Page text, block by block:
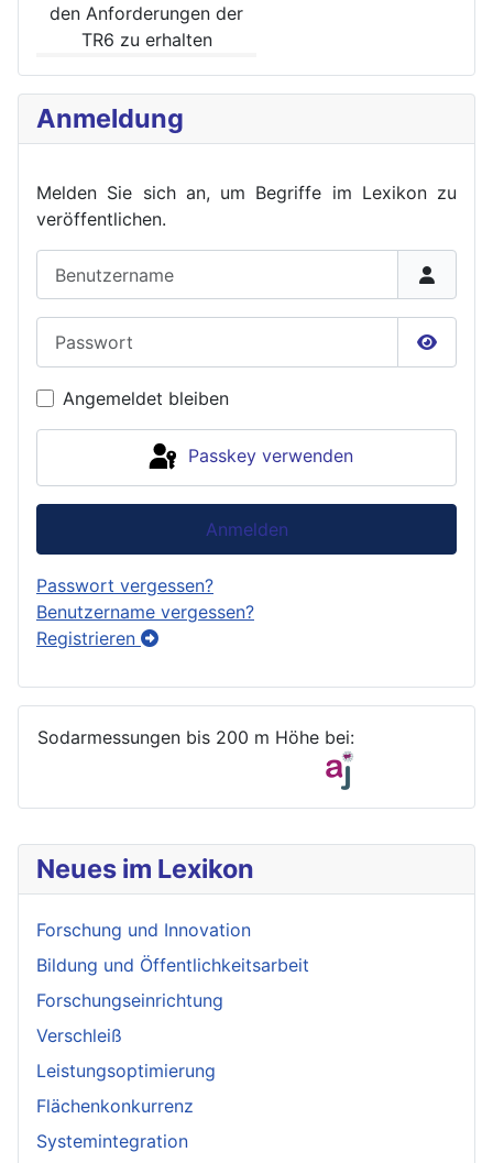
Neues im Lexikon
Forschung und Innovation
Bildung und Öffentlichkeitsarbeit
Forschungseinrichtung
Verschleiß
Leistungsoptimierung
Flächenkonkurrenz
Systemintegration
den Anforde­rungen der
TR6 zu erhalten
Anmeldung
Melden Sie sich an, um Begriffe im Lexikon zu
veröffentlichen.
Angemeldet bleiben
Passkey verwenden
Anmelden
Passwort vergessen?
Benutzername vergessen?
Registrieren
Sodarmessungen bis 200 m Höhe bei: